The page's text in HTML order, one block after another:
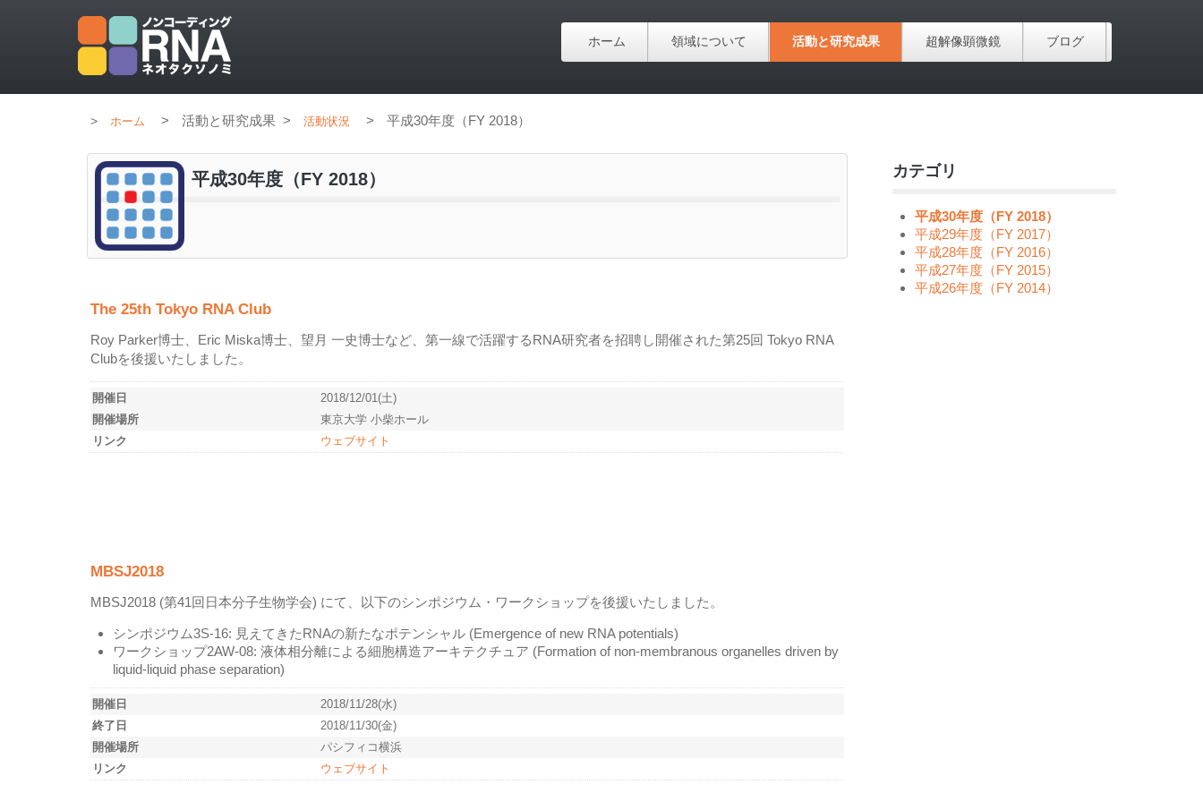
ホーム 領域について 活動と研究成果 超解像顕微鏡 ブログ
ホーム > 活動と研究成果 > 活動状況 > 平成30年度（FY 2018）
平成30年度（FY 2018）
The 25th Tokyo RNA Club
Roy Parker博士、Eric Miska博士、望月 一史博士など、第一線で活躍するRNA研究者を招聘し開催された第25回 Tokyo RNA
Clubを後援いたしました。
開催日
2018/12/01(土)
開催場所
東京大学 小柴ホール
リンク
ウェブサイト
MBSJ2018
MBSJ2018 (第41回日本分子生物学会) にて、以下のシンポジウム・ワークショップを後援いたしました。
シンポジウム3S-16: 見えてきたRNAの新たなポテンシャル (Emergence of new RNA potentials)
ワークショップ2AW-08: 液体相分離による細胞構造アーキテクチュア (Formation of non-membranous organelles driven by
liquid-liquid phase separation)
開催日
2018/11/28(水)
終了日
2018/11/30(金)
開催場所
パシフィコ横浜
リンク
ウェブサイト
カテゴリ
平成30年度（FY 2018）
平成29年度（FY 2017）
平成28年度（FY 2016）
平成27年度（FY 2015）
平成26年度（FY 2014）